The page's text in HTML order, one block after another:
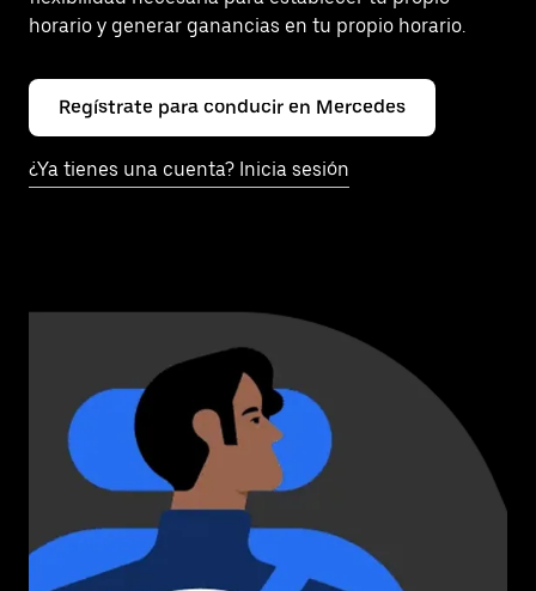
horario y generar ganancias en tu propio horario.
Regístrate para conducir en Mercedes
¿Ya tienes una cuenta? Inicia sesión